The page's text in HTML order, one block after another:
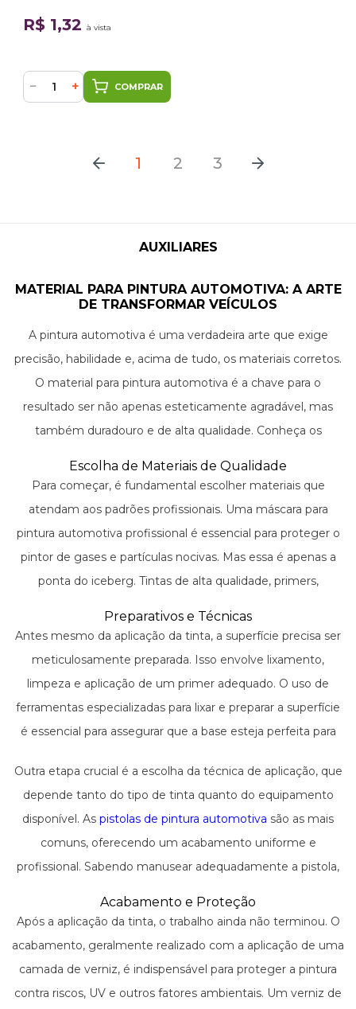
R$ 1,32 à vista
− + COMPRAR
1 2 3
AUXILIARES
MATERIAL PARA PINTURA AUTOMOTIVA: A ARTE
DE TRANSFORMAR VEÍCULOS
A pintura automotiva é uma verdadeira arte que exige
precisão, habilidade e, acima de tudo, os materiais corretos.
O material para pintura automotiva é a chave para o
resultado ser não apenas esteticamente agradável, mas
também duradouro e de alta qualidade. Conheça os
completamente a aparência de um veículo, garantindo um
acabamento impecável digno de exposição.
Escolha de Materiais de Qualidade
Para começar, é fundamental escolher materiais que
atendam aos padrões profissionais. Uma máscara para
pintura automotiva profissional é essencial para proteger o
pintor de gases e partículas nocivas. Mas essa é apenas a
ponta do iceberg. Tintas de alta qualidade, primers,
duradoura e resistente.
Preparativos e Técnicas
Antes mesmo da aplicação da tinta, a superfície precisa ser
meticulosamente preparada. Isso envolve lixamento,
limpeza e aplicação de um primer adequado. O uso de
ferramentas especializadas para lixar e preparar a superfície
é essencial para assegurar que a base esteja perfeita para
Outra etapa crucial é a escolha da técnica de aplicação, que
depende tanto do tipo de tinta quanto do equipamento
disponível. As pistolas de pintura automotiva são as mais
comuns, oferecendo um acabamento uniforme e
profissional. Sabendo manusear adequadamente a pistola,
com a espessura correta.
Acabamento e Proteção
Após a aplicação da tinta, o trabalho ainda não terminou. O
acabamento, geralmente realizado com a aplicação de uma
camada de verniz, é indispensável para proteger a pintura
contra riscos, UV e outros fatores ambientais. Um verniz de